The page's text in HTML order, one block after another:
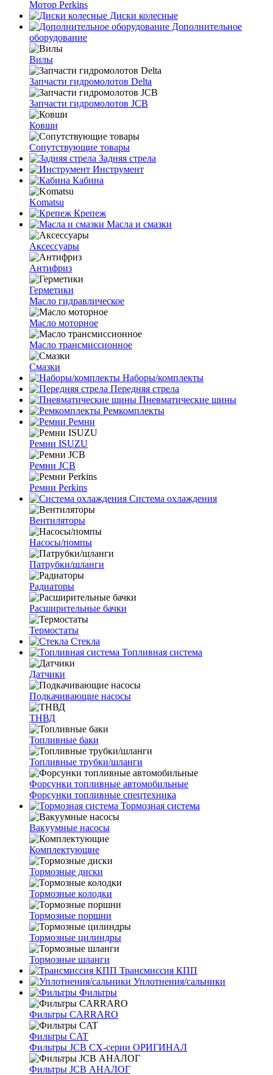
Мотор Perkins
Диски колесные
Дополнительное
оборудование
Вилы
Запчасти гидромолотов Delta
Запчасти гидромолотов JCB
Ковши
Сопутствующие товары
Задняя стрела
Инструмент
Кабина
Komatsu
Крепеж
Масла и смазки
Аксессуары
Антифриз
Герметики
Масло гидравлическое
Масло моторное
Масло трансмиссионное
Смазки
Наборы/комплекты
Передняя стрела
Пневматические шины
Ремкомплекты
Ремни
Ремни ISUZU
Ремни JCB
Ремни Perkins
Система охлаждения
Вентиляторы
Насосы/помпы
Патрубки/шланги
Радиаторы
Расширительные бачки
Термостаты
Стекла
Топливная система
Датчики
Подкачивающие насосы
ТНВД
Топливные баки
Топливные трубки/шланги
Форсунки топливные автомобильные
Форсунки топливные спецтехника
Тормозная система
Вакуумные насосы
Комплектующие
Тормозные диски
Тормозные колодки
Тормозные поршни
Тормозные цилиндры
Тормозные шланги
Трансмиссия КПП
Уплотнения/сальники
Фильтры
Фильтры CARRARO
Фильтры CAT
Фильтры JCB CX-серии ОРИГИНАЛ
Фильтры JCB АНАЛОГ